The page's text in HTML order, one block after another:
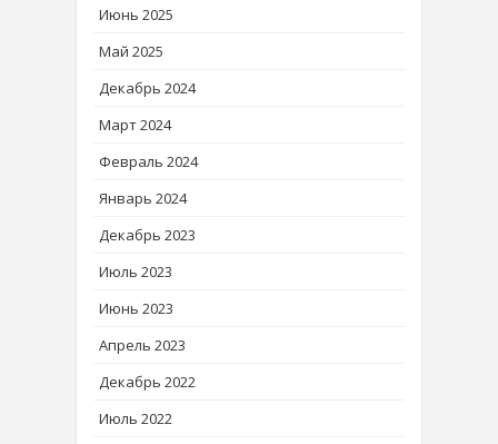
Июнь 2025
Май 2025
Декабрь 2024
Март 2024
Февраль 2024
Январь 2024
Декабрь 2023
Июль 2023
Июнь 2023
Апрель 2023
Декабрь 2022
Июль 2022